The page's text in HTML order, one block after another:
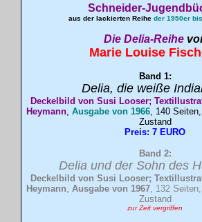
Schneider-
aus der lackierten Reihe der 1950er
Die Delia-Reihe
Marie Louise
Band 1:
Delia, die weiße
Deckelbild von Susi Looser;
Heymann, Ausgabe von 1966, 140
Zustand
Preis: 7 EURO
Band 2:
Delia und der Sohn des
Deckelbild von Susi Looser;
Heymann, Ausgabe von 1967, 132
Zustand
zur Zeit vergriffen